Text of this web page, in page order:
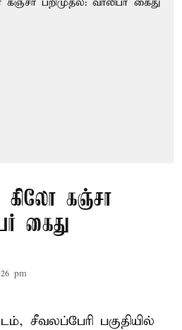
கிலோ கஞ்சா
கைது
pm
சீவலப்பேரி பகுதியில்